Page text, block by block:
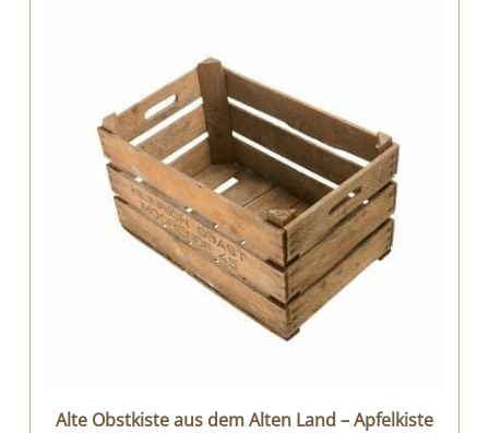
Alte Obstkiste aus dem Alten Land – Apfelkiste